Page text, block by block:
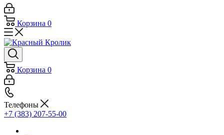
Корзина 0
Корзина 0
Телефоны
+7 (383) 207-55-00